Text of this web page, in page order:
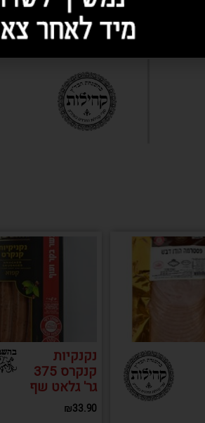
נקנקיות
קנקרס 375
גר' גלאט שף
₪33.90